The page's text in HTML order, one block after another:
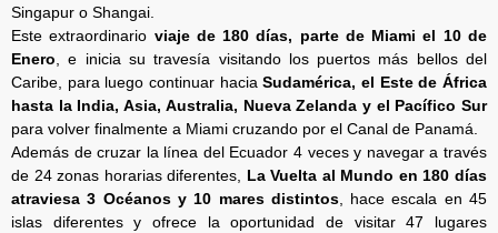
Singapur o Shangai.
Este extraordinario viaje de 180 días, parte de Miami el 10 de
Enero, e inicia su travesía visitando los puertos más bellos del
Caribe, para luego continuar haciaSudamérica, el Este de África
hasta la India, Asia, Australia, Nueva Zelanda y el Pacífico Sur
para volver finalmente a Miami cruzando por el Canal de Panamá.
Además de cruzar la línea del Ecuador 4 veces y navegar a través
de 24 zonas horarias diferentes, La Vuelta al Mundo en 180 días
atraviesa 3 Océanos y 10 mares distintos, hace escala en 45
islas diferentes y ofrece la oportunidad de visitar 47 lugares